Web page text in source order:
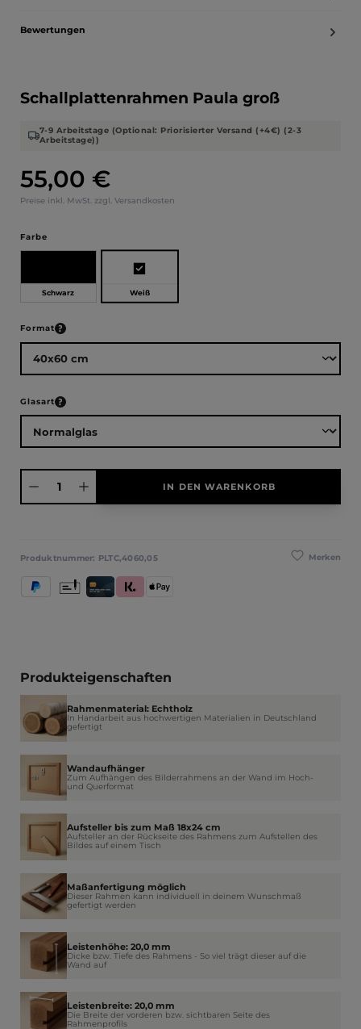
Bewertungen
Schallplattenrahmen Paula groß
Regulärer Preis:
55,00 €
Preise inkl. MwSt. zzgl. Versandkosten
7-9 Arbeitstage (Optional: Priorisierter Versand (+4€) (2-3
Arbeitstage))
Farbeauswählen
Schwarz Weiß
Formatauswählen
Glasartauswählen
IN DEN WARENKORB
Merken
Produktnummer: PLTC,4060,05
PayPal Kredit- und Debitkarte
Klarna (Rechnung / Ratenkauf / Sofort)
Apple Pay
Vorkasse
Produkteigenschaften
Rahmenmaterial: Echtholz
In Handarbeit aus hochwertigen Materialien in Deutschland
gefertigt
Wandaufhänger
Zum Aufhängen des Bilderrahmens an der Wand im Hoch-
und Querformat
Aufsteller bis zum Maß 18x24 cm
Aufsteller an der Rückseite des Rahmens zum Aufstellen des
Bildes auf einem Tisch
Maßanfertigung möglich
Dieser Rahmen kann individuell in deinem Wunschmaß
gefertigt werden
Leistenhöhe: 20,0 mm
Dicke bzw. Tiefe des Rahmens - So viel trägt dieser auf die
Wand auf
Leistenbreite: 20,0 mm
Die Breite der vorderen bzw. sichtbaren Seite des
Rahmenprofils